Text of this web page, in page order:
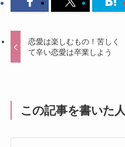
恋愛は楽しむもの！苦しく
て辛い恋愛は卒業しよう
この記事を書いた人